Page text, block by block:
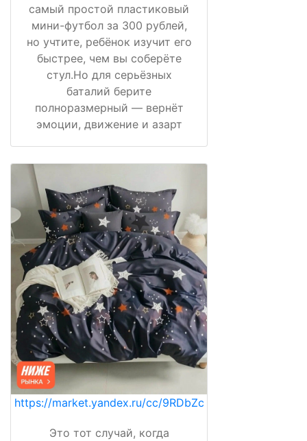
самый простой пластиковый
мини-футбол за 300 рублей,
но учтите, ребёнок изучит его
быстрее, чем вы соберёте
стул.Но для серьёзных
баталий берите
полноразмерный — вернёт
эмоции, движение и азарт
https://market.yandex.ru/cc/9RDbZc
Это тот случай, когда